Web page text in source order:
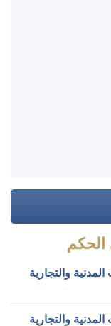
الحكم
المدنية والتجارية
المدنية والتجارية